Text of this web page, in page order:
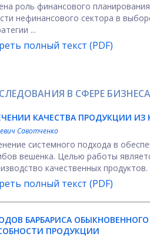
роль финансового
нефинансового сектора в
...
полный текст (PDF)
В СФЕРЕ
КАЧЕСТВА ПРОДУКЦИИ ИЗ
Савотченко
системного подхода в
вешенка. Целью работы
качественных продуктов.
полный текст (PDF)
БАРБАРИСА
ПРОДУКЦИИ